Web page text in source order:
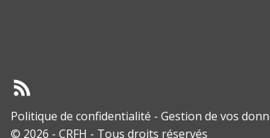
Politique de confidentialité - Gestion de vos
© 2026 - CRFH - Tous droits réservés